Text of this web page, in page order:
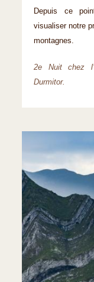
Depuis ce
visualiser notre
montagnes.
2e Nuit chez
Durmitor.